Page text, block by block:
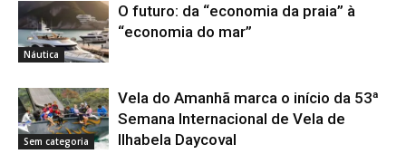
Náutica
O futuro: da “economia da praia” à
“economia do mar”
Sem categoria
Vela do Amanhã marca o início da 53ª
Semana Internacional de Vela de
Ilhabela Daycoval